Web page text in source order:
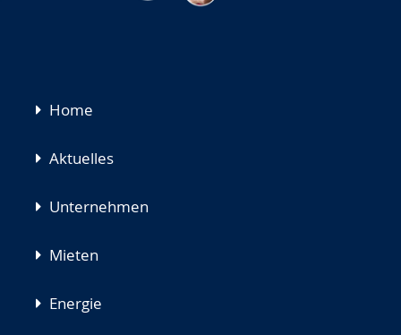
Navigation
Home
Aktuelles
Unternehmen
Mieten
Energie